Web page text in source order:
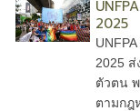
2025
2025 ส่
ตัวตน
ตามกฎ